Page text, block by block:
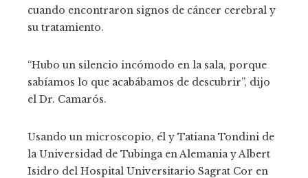
cuando encontraron signos de cáncer cerebral y
su tratamiento.
“Hubo un silencio incómodo en la sala, porque
sabíamos lo que acabábamos de descubrir”, dijo
el Dr. Camarós.
Usando un microscopio, él y Tatiana Tondini de
la Universidad de Tubinga en Alemania y Albert
Isidro del Hospital Universitario Sagrat Cor en